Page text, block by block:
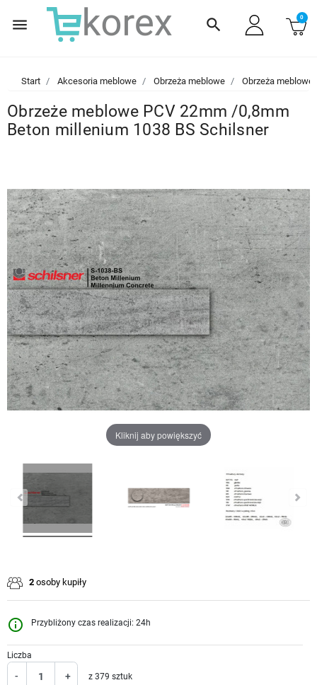
menu search 0
Start Akcesoria meblowe Obrzeża meblowe Obrzeża meblowe
Obrzeże meblowe PCV 22mm /0,8mm
Beton millenium 1038 BS Schilsner
Kliknij aby powiększyć
2 osoby kupiły
info_outline Przybliżony czas realizacji: 24h
Liczba
- + z 379 sztuk